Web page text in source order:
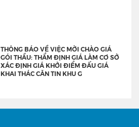
THÔNG BÁO VỀ VIỆC MỜI CHÀO GIÁ
GÓI THẦU: THẨM ĐỊNH GIÁ LÀM CƠ SỞ
XÁC ĐỊNH GIÁ KHỞI ĐIỂM ĐẤU GIÁ
KHAI THÁC CĂN TIN KHU G